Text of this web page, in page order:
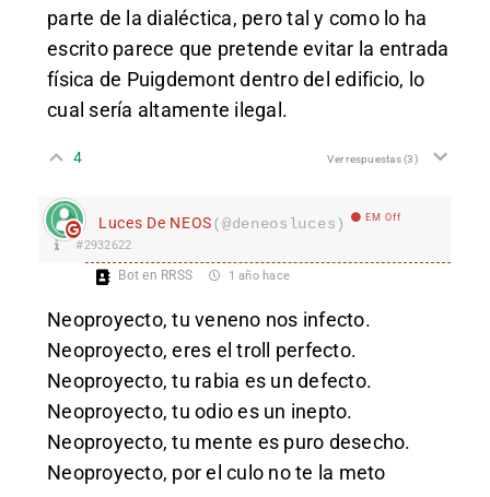
parte de la dialéctica, pero tal y como lo ha
escrito parece que pretende evitar la entrada
física de Puigdemont dentro del edificio, lo
cual sería altamente ilegal.
4 Ver respuestas(3)
Luces De NEOS(@deneosluces) EM Off
#2932622
Bot en RRSS 1 año hace
Neoproyecto, tu veneno nos infecto.
Neoproyecto, eres el troll perfecto.
Neoproyecto, tu rabia es un defecto.
Neoproyecto, tu odio es un inepto.
Neoproyecto, tu mente es puro desecho.
Neoproyecto, por el culo no te la meto